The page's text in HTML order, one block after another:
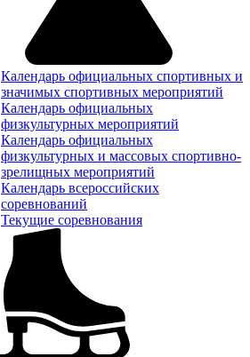
Календарь официальных спортивных и
значимых спортивных мероприятий
Календарь официальных
физкультурных мероприятий
Календарь официальных
физкультурных и массовых спортивно-
зрелищных мероприятий
Календарь всероссийских
соревнований
Текущие соревнования